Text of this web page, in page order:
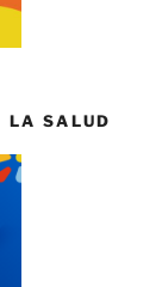
LA SALUD